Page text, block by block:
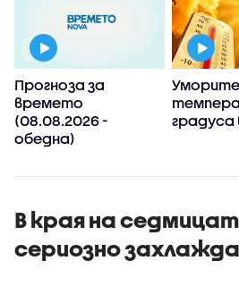
Прогноза за
времето
(08.08.2026 -
обедна)
градуса
В края на
сериозно